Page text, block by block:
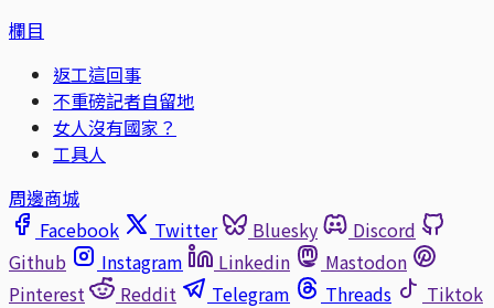
欄目
返工這回事
不重磅記者自留地
女人沒有國家？
工具人
周邊商城
Facebook
Twitter Bluesky
Discord
Github
Instagram Linkedin
Mastodon
Pinterest
Reddit Telegram Threads
Tiktok